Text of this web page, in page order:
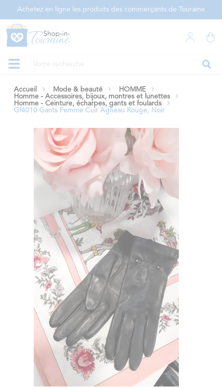
Achetez en ligne les produits des commerçants de Touraine
Accueil Mode & beauté
HOMME
Homme - Accessoires, bijoux, montres et lunettes
Homme - Ceinture, écharpes, gants et foulards
Gf4010 Gants Femme Cuir Agneau Rouge, Noir
Panneau de gestion des cookies